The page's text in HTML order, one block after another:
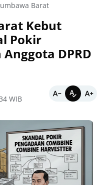
Barat
Kebut
Pokir
DPRD
WIB